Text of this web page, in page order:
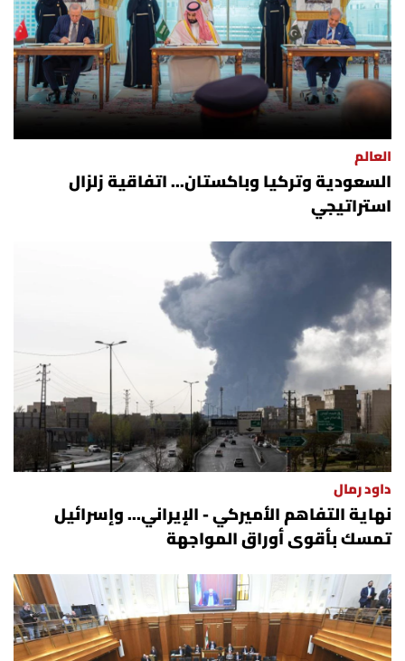
نداء القرّاء
خاص الموقع
كتّابنا
تحت المجهر
آراء
العالم
الصحافة الإسرائيلية
ثقافة وفنون
فصل من كتاب
اقرأ تضحك
كاميرا
سجالات
العالم
السعودية وتركيا وباكستان... اتفاقية زلزال
استراتيجي
داود رمال
نهاية التفاهم الأميركي - الإيراني... وإسرائيل
تمسك بأقوى أوراق المواجهة